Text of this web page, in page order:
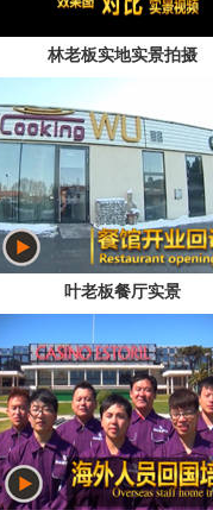
林老板实地实景拍摄
叶老板餐厅实景